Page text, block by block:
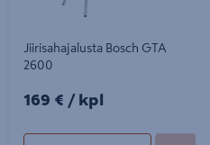
Jiirisahajalusta Bosch GTA
2600
169€/kpl
169 € / kpl